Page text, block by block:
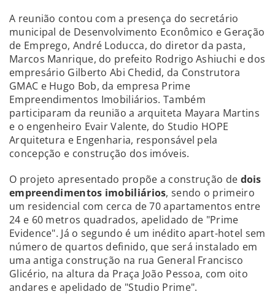
A reunião contou com a presença do secretário
municipal de Desenvolvimento Econômico e Geração
de Emprego, André Loducca, do diretor da pasta,
Marcos Manrique, do prefeito Rodrigo Ashiuchi e dos
empresário Gilberto Abi Chedid, da Construtora
GMAC e Hugo Bob, da empresa Prime
Empreendimentos Imobiliários. Também
participaram da reunião a arquiteta Mayara Martins
e o engenheiro Evair Valente, do Studio HOPE
Arquitetura e Engenharia, responsável pela
concepção e construção dos imóveis.
O projeto apresentado propõe a construção de dois
empreendimentos imobiliários, sendo o primeiro
um residencial com cerca de 70 apartamentos entre
24 e 60 metros quadrados, apelidado de "Prime
Evidence". Já o segundo é um inédito apart-hotel sem
número de quartos definido, que será instalado em
uma antiga construção na rua General Francisco
Glicério, na altura da Praça João Pessoa, com oito
andares e apelidado de "Studio Prime".